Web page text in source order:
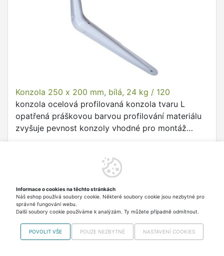
Konzola 250 x 200 mm, bílá, 24 kg / 120
konzola ocelová profilovaná konzola tvaru L
opatřená práškovou barvou profilování materiálu
zvyšuje pevnost konzoly vhodné pro montáž
Informace o cookies na těchto stránkách
Náš eshop používá soubory cookie. Některé soubory cookie jsou nezbytné pro
správné fungování webu.
Další soubory cookie používáme k analýzám. Ty můžete případně odmítnout.
POVOLIT VŠE POUZE NEZBYTNÉ NASTAVENÍ COOKIES